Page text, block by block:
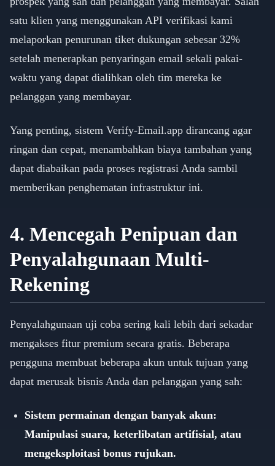
satu klien yang menggunakan API verifikasi kami
melaporkan penurunan tiket dukungan sebesar 32%
setelah menerapkan penyaringan email sekali pakai-
waktu yang dapat dialihkan oleh tim mereka ke
pelanggan yang membayar.
Yang penting, sistem Verify-Email.app dirancang agar
ringan dan cepat, menambahkan biaya tambahan yang
dapat diabaikan pada proses registrasi Anda sambil
memberikan penghematan infrastruktur ini.
4. Mencegah Penipuan dan
Penyalahgunaan Multi-
Rekening
Penyalahgunaan uji coba sering kali lebih dari sekadar
mengakses fitur premium secara gratis. Beberapa
pengguna membuat beberapa akun untuk tujuan yang
dapat merusak bisnis Anda dan pelanggan yang sah:
Sistem permainan dengan banyak akun:
Manipulasi suara, keterlibatan artifisial, atau
mengeksploitasi bonus rujukan.